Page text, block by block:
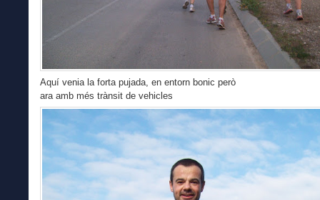
Aquí venia la forta pujada, en entorn bonic però
ara amb més trànsit de vehicles